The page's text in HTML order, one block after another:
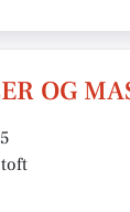
OG